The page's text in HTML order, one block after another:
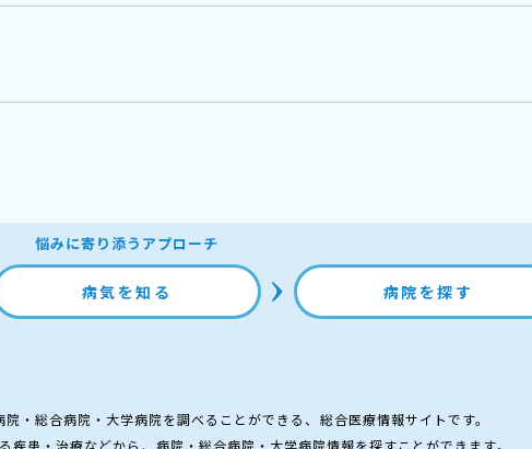
悩みに寄り添うアプローチ
病気を知る 病院を探す
・総合病院・大学病院を調べることができる、総合医療情報サイトです。
疾患・治療などから、病院・総合病院・大学病院情報を探すことができます。